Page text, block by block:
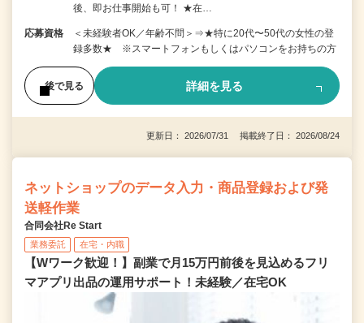
後、即お仕事開始も可！ ★在…
応募資格
＜未経験者OK／年齢不問＞⇒★特に20代〜50代の女性の登
録多数★ ※スマートフォンもしくはパソコンをお持ちの方
後で見る 詳細を見る
更新日： 2026/07/31 掲載終了日： 2026/08/24
ネットショップのデータ入力・商品登録および発
送軽作業
合同会社Re Start
業務委託 在宅・内職
【Wワーク歓迎！】副業で月15万円前後を見込めるフリ
マアプリ出品の運用サポート！未経験／在宅OK